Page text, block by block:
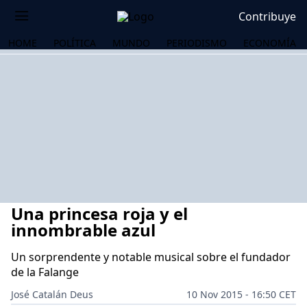
Contribuye
HOME POLÍTICA MUNDO PERIODISMO ECONOMÍA
Una princesa roja y el
innombrable azul
Un sorprendente y notable musical sobre el fundador
de la Falange
José Catalán Deus
10 Nov 2015 - 16:50 CET